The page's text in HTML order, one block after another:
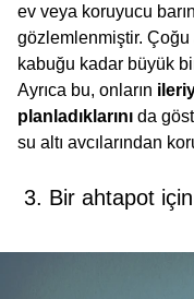
ev veya koruyucu
gözlemlenmiştir.
kabuğu kadar büyük
Ayrıca bu, onların
planladıklarını da
su altı avcılarından
3. Bir ahtapot